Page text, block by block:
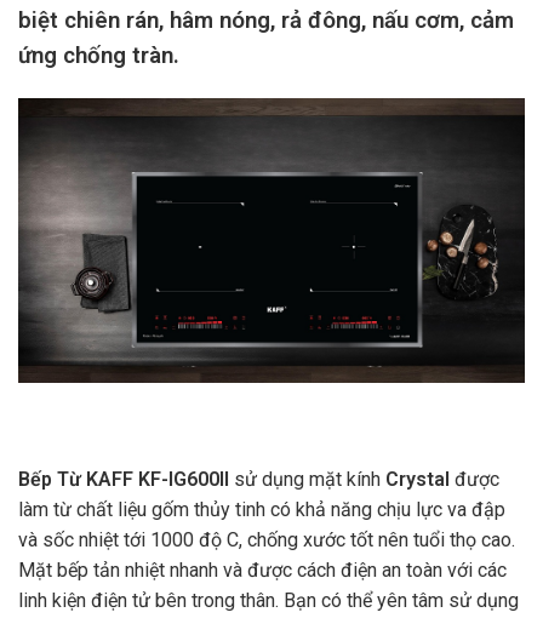
biệt chiên rán, hâm nóng, rả đông, nấu cơm, cảm
ứng chống tràn.
Bếp Từ KAFF KF-IG600II sử dụng mặt kính Crystal được
làm từ chất liệu gốm thủy tinh có khả năng chịu lực va đập
và sốc nhiệt tới 1000 độ C, chống xước tốt nên tuổi thọ cao.
Mặt bếp tản nhiệt nhanh và được cách điện an toàn với các
linh kiện điện tử bên trong thân. Bạn có thể yên tâm sử dụng